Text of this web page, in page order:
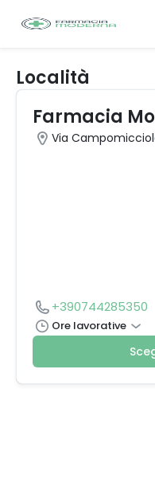
Località
Farmacia
Via
+390744285350
Ore lavorative